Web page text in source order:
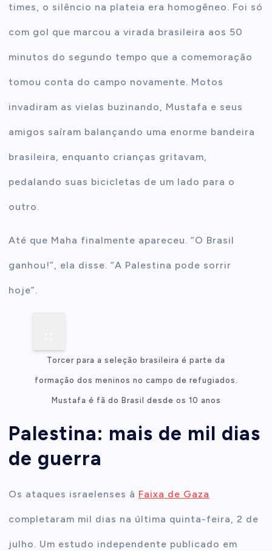
times, o silêncio na plateia era homogêneo. Foi só
com gol que marcou a virada brasileira aos 50
minutos do segundo tempo que a comemoração
tomou conta do campo novamente. Motos
invadiram as vielas buzinando, Mustafa e seus
amigos saíram balançando uma enorme bandeira
brasileira, enquanto crianças gritavam,
pedalando suas bicicletas de um lado para o
outro.
Até que Maha finalmente apareceu. “O Brasil
ganhou!”, ela disse. “A Palestina pode sorrir
hoje”.
Torcer para a seleção brasileira é parte da
formação dos meninos no campo de refugiados.
Mustafa é fã do Brasil desde os 10 anos
Palestina: mais de mil dias
de guerra
Os ataques israelenses à Faixa de Gaza
completaram mil dias na última quinta-feira, 2 de
julho. Um estudo independente publicado em